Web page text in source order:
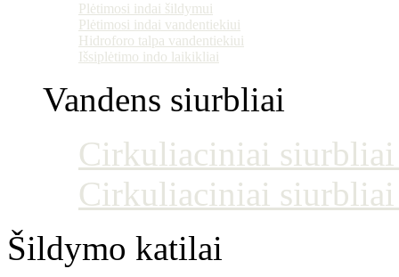
Plėtimosi indai šildymui
Plėtimosi indai vandentiekiui
Hidroforo talpa vandentiekiui
Išsiplėtimo indo laikikliai
Vandens siurbliai
Cirkuliaciniai
Cirkuliaciniai
Šildymo katilai